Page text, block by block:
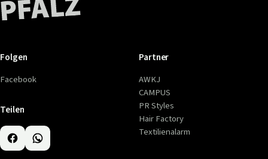
Folgen
Facebook
Teilen
Partner
AWKJ
CAMPUS
PR Styles
Hair Factory
Textilienalarm